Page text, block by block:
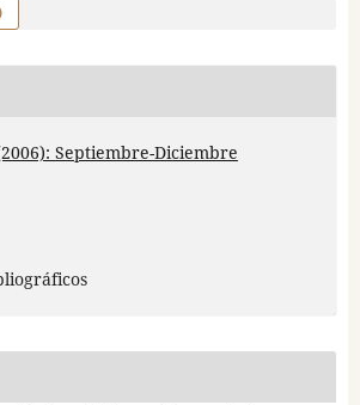
Septiembre-Diciembre